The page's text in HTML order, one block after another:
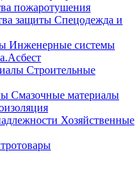
пожаротушения
Спецодежда и
Инженерные системы
Строительные
Смазочные материалы
Хозяйственные